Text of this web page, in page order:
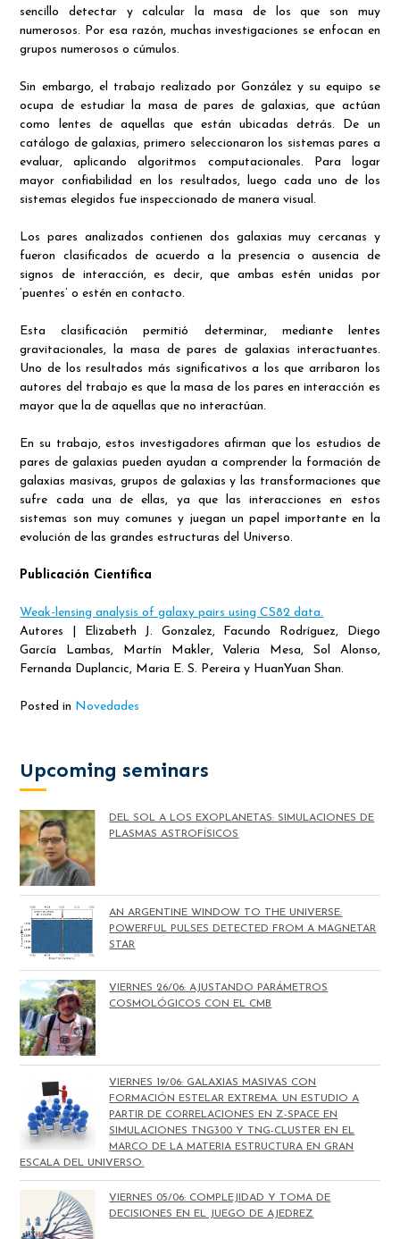
sencillo detectar y calcular la masa de los que son muy
numerosos. Por esa razón, muchas investigaciones se enfocan en
grupos numerosos o cúmulos.
Sin embargo, el trabajo realizado por González y su equipo se
ocupa de estudiar la masa de pares de galaxias, que actúan
como lentes de aquellas que están ubicadas detrás. De un
catálogo de galaxias, primero seleccionaron los sistemas pares a
evaluar, aplicando algoritmos computacionales. Para logar
mayor confiabilidad en los resultados, luego cada uno de los
sistemas elegidos fue inspeccionado de manera visual.
Los pares analizados contienen dos galaxias muy cercanas y
fueron clasificados de acuerdo a la presencia o ausencia de
signos de interacción, es decir, que ambas estén unidas por
‘puentes’ o estén en contacto.
Esta clasificación permitió determinar, mediante lentes
gravitacionales, la masa de pares de galaxias interactuantes.
Uno de los resultados más significativos a los que arribaron los
autores del trabajo es que la masa de los pares en interacción es
mayor que la de aquellas que no interactúan.
En su trabajo, estos investigadores afirman que los estudios de
pares de galaxias pueden ayudan a comprender la formación de
galaxias masivas, grupos de galaxias y las transformaciones que
sufre cada una de ellas, ya que las interacciones en estos
sistemas son muy comunes y juegan un papel importante en la
evolución de las grandes estructuras del Universo.
Publicación Científica
Weak-lensing analysis of galaxy pairs using CS82 data.
Autores | Elizabeth J. Gonzalez, Facundo Rodríguez, Diego
García Lambas, Martín Makler, Valeria Mesa, Sol Alonso,
Fernanda Duplancic, Maria E. S. Pereira y HuanYuan Shan.
Posted in Novedades
Upcoming seminars
DEL SOL A LOS EXOPLANETAS: SIMULACIONES DE
PLASMAS ASTROFÍSICOS
AN ARGENTINE WINDOW TO THE UNIVERSE:
POWERFUL PULSES DETECTED FROM A MAGNETAR
STAR
VIERNES 26/06: AJUSTANDO PARÁMETROS
COSMOLÓGICOS CON EL CMB
VIERNES 19/06: GALAXIAS MASIVAS CON
FORMACIÓN ESTELAR EXTREMA. UN ESTUDIO A
PARTIR DE CORRELACIONES EN Z-SPACE EN
SIMULACIONES TNG300 Y TNG-CLUSTER EN EL
MARCO DE LA MATERIA ESTRUCTURA EN GRAN
ESCALA DEL UNIVERSO.
VIERNES 05/06: COMPLEJIDAD Y TOMA DE
DECISIONES EN EL JUEGO DE AJEDREZ